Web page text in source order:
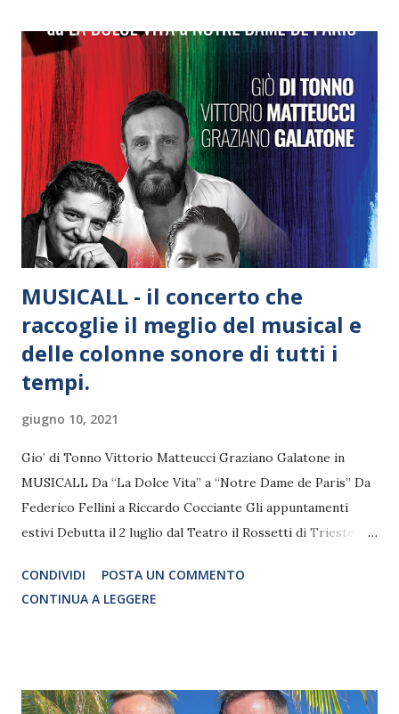
MUSICALL - il concerto che
raccoglie il meglio del musical e
delle colonne sonore di tutti i
tempi.
giugno 10, 2021
Gio’ di Tonno Vittorio Matteucci Graziano Galatone in
MUSICALL Da “La Dolce Vita” a “Notre Dame de Paris” Da
Federico Fellini a Riccardo Cocciante Gli appuntamenti
estivi Debutta il 2 luglio dal Teatro il Rossetti di Trieste
e delle colonne sonore di tutti i tempi. Un progetto che
questa estate approderà nelle migliori località italiane, un
con il quale Giò Di Tonno, Vittorio Matteucci e Graziano
CONDIVIDI
POSTA UN COMMENTO
CONTINUA A LEGGERE